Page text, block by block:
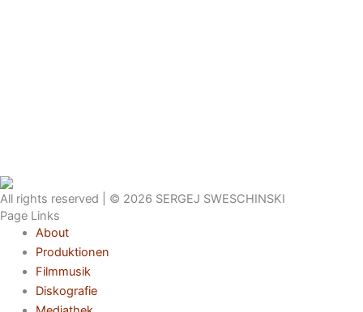
All rights reserved | © 2026 SERGEJ SWESCHINSKI
Page Links
About
Produktionen
Filmmusik
Diskografie